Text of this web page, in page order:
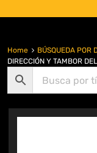
Home BÚSQUEDA POR
DIRECCIÓN Y TAMBOR